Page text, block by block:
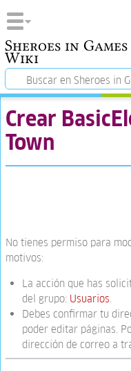
Sheroes in Games
Wiki
Crear
Town
No tienes permiso para
motivos:
La acción que has
del grupo: Usuarios.
Debes confirmar tu
poder editar páginas.
dirección de correo a